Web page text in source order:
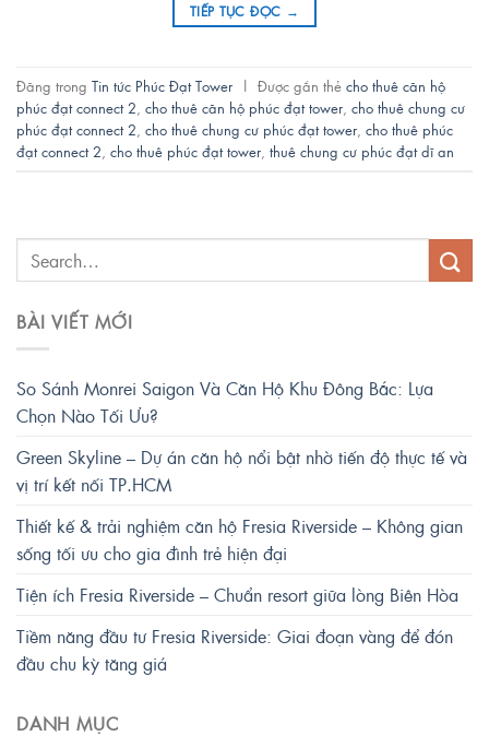
TIẾP TỤC ĐỌC →
Đăng trong Tin tức Phúc Đạt Tower | Được gắn thẻ cho thuê căn hộ
phúc đạt connect 2 cho thuê căn hộ phúc đạt tower cho thuê chung cư
phúc đạt connect 2 cho thuê chung cư phúc đạt tower cho thuê phúc
đạt connect 2 cho thuê phúc đạt tower thuê chung cư phúc đạt dĩ an
BÀI VIẾT MỚI
So Sánh Monrei Saigon Và Căn Hộ Khu Đông Bắc: Lựa
Chọn Nào Tối Ưu?
Green Skyline – Dự án căn hộ nổi bật nhờ tiến độ thực tế và
vị trí kết nối TP.HCM
Thiết kế & trải nghiệm căn hộ Fresia Riverside – Không gian
sống tối ưu cho gia đình trẻ hiện đại
Tiện ích Fresia Riverside – Chuẩn resort giữa lòng Biên Hòa
Tiềm năng đầu tư Fresia Riverside: Giai đoạn vàng để đón
đầu chu kỳ tăng giá
DANH MỤC